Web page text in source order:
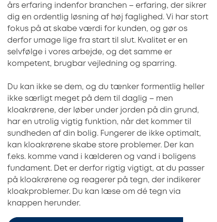
års erfaring indenfor branchen – erfaring, der sikrer
dig en ordentlig løsning af høj faglighed. Vi har stort
fokus på at skabe værdi for kunden, og gør os
derfor umage lige fra start til slut. Kvalitet er en
selvfølge i vores arbejde, og det samme er
kompetent, brugbar vejledning og sparring.
Du kan ikke se dem, og du tænker formentlig heller
ikke særligt meget på dem til daglig – men
kloakrørene, der løber under jorden på din grund,
har en utrolig vigtig funktion, når det kommer til
sundheden af din bolig. Fungerer de ikke optimalt,
kan kloakrørene skabe store problemer. Der kan
f.eks. komme vand i kælderen og vand i boligens
fundament. Det er derfor rigtig vigtigt, at du passer
på kloakrørene og reagerer på tegn, der indikerer
kloakproblemer. Du kan læse om dé tegn via
knappen herunder.